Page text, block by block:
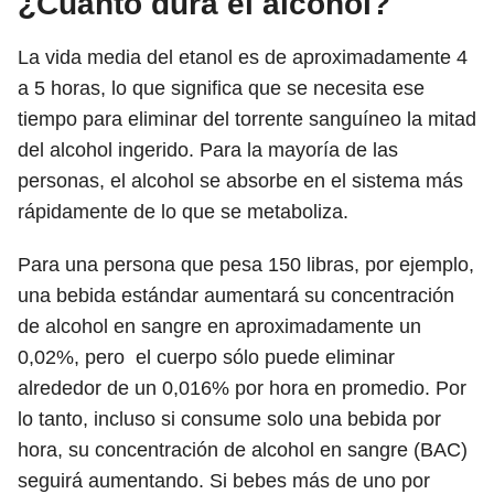
La vida media del etanol es de aproximadamente 4
a 5 horas, lo que significa que se necesita ese
tiempo para eliminar del torrente sanguíneo la mitad
del alcohol ingerido. Para la mayoría de las
personas, el alcohol se absorbe en el sistema más
rápidamente de lo que se metaboliza.
Para una persona que pesa 150 libras, por ejemplo,
una bebida estándar aumentará su concentración
de alcohol en sangre en aproximadamente un
0,02%, pero el cuerpo sólo puede eliminar
alrededor de un 0,016% por hora en promedio. Por
lo tanto, incluso si consume solo una bebida por
hora, su concentración de alcohol en sangre (BAC)
seguirá aumentando. Si bebes más de uno por